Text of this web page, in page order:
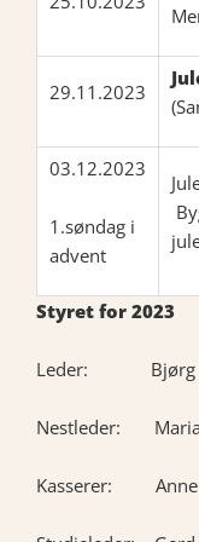
29.11.2023
03.12.2023
1.søndag i
advent
Styret for 2023
Leder: Bjørg
Nestleder: Maria
Kasserer: Anne